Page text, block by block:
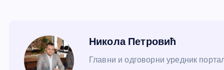
Никола Петровић
Главни и одговорни уредник